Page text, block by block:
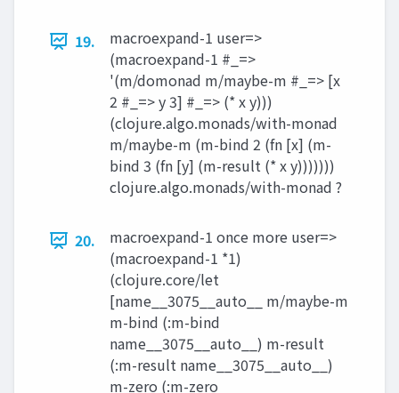
19.
macroexpand-1 user=>
(macroexpand-1 #_=>
'(m/domonad m/maybe-m #_=> [x
2 #_=> y 3] #_=> (* x y)))
(clojure.algo.monads/with-monad
m/maybe-m (m-bind 2 (fn [x] (m-
bind 3 (fn [y] (m-result (* x y)))))))
clojure.algo.monads/with-monad ?
20.
macroexpand-1 once more user=>
(macroexpand-1 *1)
(clojure.core/let
[name__3075__auto__ m/maybe-m
m-bind (:m-bind
name__3075__auto__) m-result
(:m-result name__3075__auto__)
m-zero (:m-zero